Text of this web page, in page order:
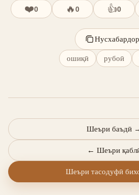
❤️0 🔥0 👍0
ошиқӣ рубоӣ
← Шеъри
Шеъри баъдӣ
Шеъри тасодуфӣ